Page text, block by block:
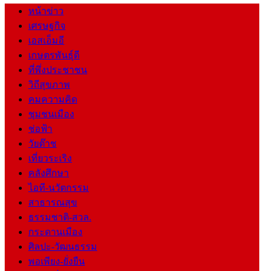
หน้าข่าว
เศรษฐกิจ
เอสเอ็มอี
เกษตรพันธุ์ดี
ที่พึ่งประชาชน
วิถีสุขภาพ
คมความคิด
ชุมชนเมือง
ช่อฟ้า
วัยต๊าช
เที่ยวระเริง
คลังศึกษา
ไอที-นวัตกรรม
สาธารณสุข
ธรรมชาติ-สวล.
กระดานเมือง
ศิลปะ-วัฒนธรรม
พอเพียง-ยั่งยืน